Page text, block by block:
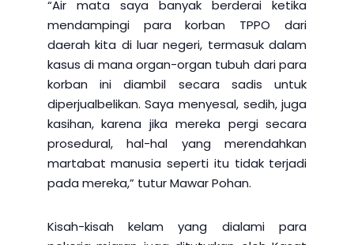
“Air mata saya banyak berderai ketika
mendampingi para korban TPPO dari
daerah kita di luar negeri, termasuk dalam
kasus di mana organ-organ tubuh dari para
korban ini diambil secara sadis untuk
diperjualbelikan. Saya menyesal, sedih, juga
kasihan, karena jika mereka pergi secara
prosedural, hal-hal yang merendahkan
martabat manusia seperti itu tidak terjadi
pada mereka,” tutur Mawar Pohan.
Kisah-kisah kelam yang dialami para